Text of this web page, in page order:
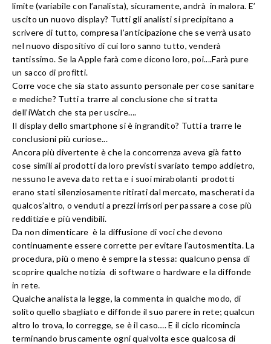
limite (variabile con l’analista), sicuramente, andrà in malora. E’
uscito un nuovo display? Tutti gli analisti si precipitano a
scrivere di tutto, compresa l’anticipazione che se verrà usato
nel nuovo dispositivo di cui loro sanno tutto, venderà
tantissimo. Se la Apple farà come dicono loro, poi....Farà pure
un sacco di profitti.
Corre voce che sia stato assunto personale per cose sanitare
e mediche? Tutti a trarre al conclusione che si tratta
dell’iWatch che sta per uscire….
Il display dello smartphone si è ingrandito? Tutti a trarre le
conclusioni più curiose...
Ancora più divertente è che la concorrenza aveva già fatto
cose simili ai prodotti da loro previsti svariato tempo addietro,
nessuno le aveva dato retta e i suoi mirabolanti prodotti
erano stati silenziosamente ritirati dal mercato, mascherati da
qualcos’altro, o venduti a prezzi irrisori per passare a cose più
redditizie e più vendibili.
Da non dimenticare è la diffusione di voci che devono
continuamente essere corrette per evitare l’autosmentita. La
procedura, più o meno è sempre la stessa: qualcuno pensa di
scoprire qualche notizia di software o hardware e la diffonde
in rete.
Qualche analista la legge, la commenta in qualche modo, di
solito quello sbagliato e diffonde il suo parere in rete; qualcun
altro lo trova, lo corregge, se è il caso…. E il ciclo ricomincia
terminando bruscamente ogni qualvolta esce qualcosa di